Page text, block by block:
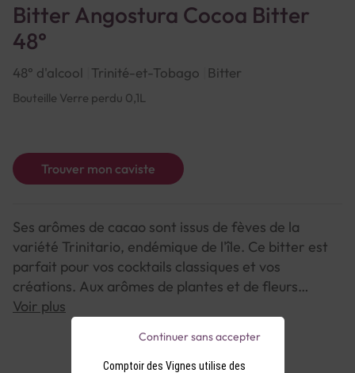
Bitter Angostura Cocoa Bitter
48°
48° d'alcool Trinité-et-Tobago Bitter
Bouteille Verre perdu 0,1L
Trouver mon caviste
Ses arômes de cacao sont issus de fèves de la
variété Trinitario, endémique de l'île. Ce bitter est
parfait pour vos cocktails classiques et vos
créations. Aux arômes de plantes et de fleurs
s'ajoutent des saveurs de cacao amer et de
noisette, pour un twist gourmand.
Voir plus
Comptoir des Vignes utilise des
Continuer sans accepter